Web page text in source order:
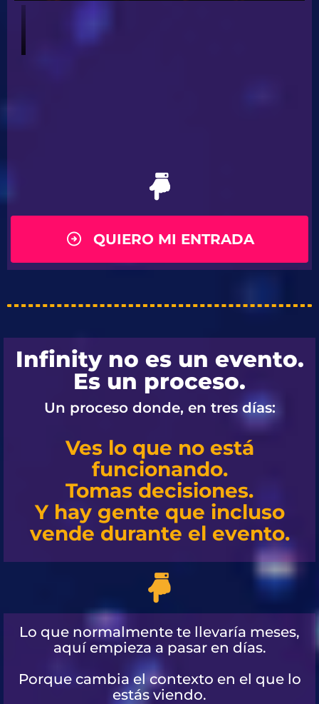
QUIERO MI ENTRADA
Infinity no es un evento.
Es un proceso.
Un proceso donde, en tres días:
Ves lo que no está
funcionando.
Tomas decisiones.
Y hay gente que incluso
vende durante el evento.
Lo que normalmente te llevaría meses,
aquí empieza a pasar en días.
Porque cambia el contexto en el que lo
estás viendo.